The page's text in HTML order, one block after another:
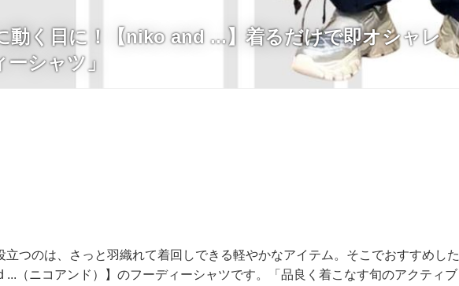
動く日に！【niko and ...】着るだけで即オシャレ
シャツ」
立つのは、さっと羽織れて着回しできる軽やかなアイテム。そこでおすすめした
...（ニコアンド）】のフーディーシャツです。「品良く着こなす旬のアクティブ